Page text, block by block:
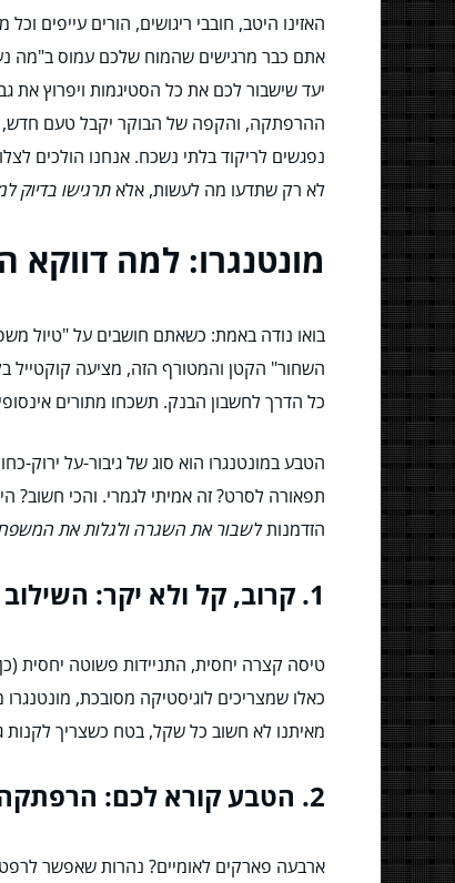
האזינו היטב, חובבי ריגושים, הורים עייפים
אתם כבר מרגישים שהמוח שלכם עמוס ב"מה
יעד שישבור לכם את כל הסטיגמות ויפרוץ את
ההרפתקה, והקפה של הבוקר יקבל טעם חדש,
נפגשים לריקוד בלתי נשכח. אנחנו הולכים
לא רק שתדעו מה לעשות, אלאתרגישו בדיוק
מונטנגרו: למה דווקא
בואו נודה באמת: כשאתם חושבים על "טיול
השחור" הקטן והמטורף הזה, מציעה קוקטייל
כל הדרך לחשבון הבנק. תשכחו מתורים
הטבע במונטנגרו הוא סוג של גיבור-על ירוק-
תפאורה לסרט? זה אמיתי לגמרי. והכי חשוב?
הזדמנותלשבור את השגרה ולגלות את
1. קרוב, קל ולא יקר: השילוב המנצח?
טיסה קצרה יחסית, התניידות פשוטה יחסית
כאלו שמצריכים לוגיסטיקה מסובכת, מונטנגרו
מאיתנו לא חשוב כל שקל, בטח כשצריך לקנות
2. הטבע קורא לכם: הרפתקה בכל פינה
ארבעה פארקים לאומיים? נהרות שאפשר